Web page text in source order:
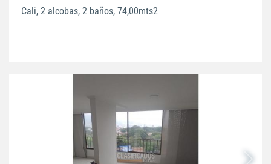
Cali, 2 alcobas, 2 baños, 74,00mts2